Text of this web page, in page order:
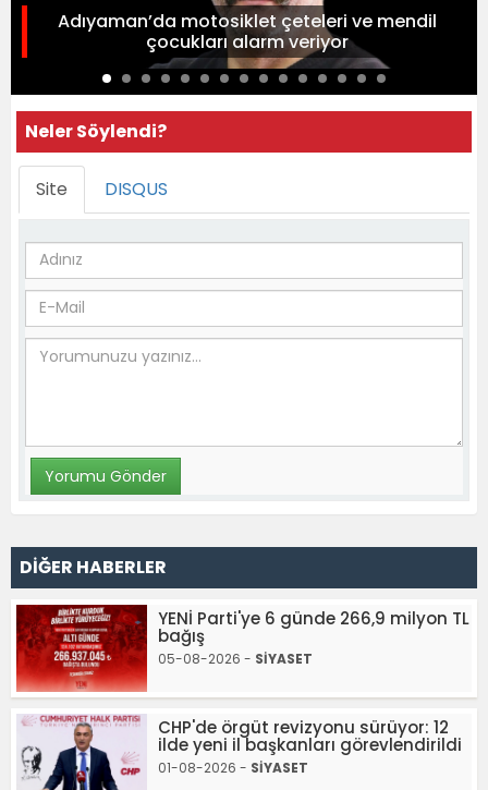
Adıyaman’da motosiklet çeteleri ve mendil
çocukları alarm veriyor
Neler Söylendi?
Site DISQUS
DİĞER HABERLER
YENİ Parti'ye 6 günde 266,9 milyon TL
bağış
05-08-2026 - SİYASET
CHP'de örgüt revizyonu sürüyor: 12
ilde yeni il başkanları görevlendirildi
01-08-2026 - SİYASET